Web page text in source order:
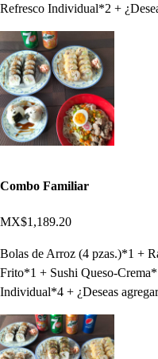
Refresco Individual*2 +
Combo Familiar
MX$1,189.20
Bolas de Arroz (4 pzas.)*1 +
Frito*1 + Sushi Queso-
Individual*4 + ¿Deseas